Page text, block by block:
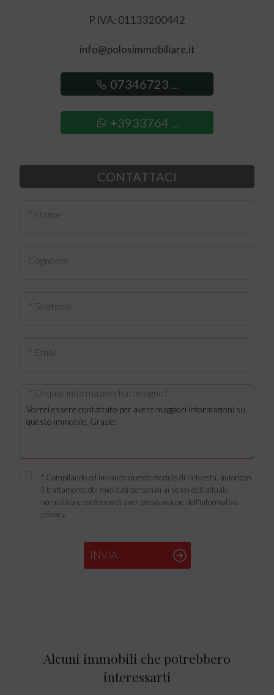
P.IVA: 01133200442
info@polosimmobiliare.it
07346723 ...
+3933764 ...
CONTATTACI
* Nome
Cognome
* Telefono
* Email
* Di quali informazioni hai bisogno?
* Compilando ed inviando questo modulo di richiesta, autorizzo
il trattamento dei miei dati personali ai sensi dell'attuale
normativa e confermo di aver preso visione dell'informativa
privacy.
INVIA
Alcuni immobili che potrebbero
interessarti